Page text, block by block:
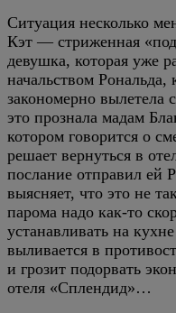
Ситуация несколько
Кэт — стриженная
девушка, которая уже
начальством
закономерно вылетела
это прознала мадам
котором говорится о
решает вернуться в
послание отправил ей
выясняет, что это не
парома надо как-то
устанавливать на
выливается в
и грозит подорвать
отеля «Сплендид»…